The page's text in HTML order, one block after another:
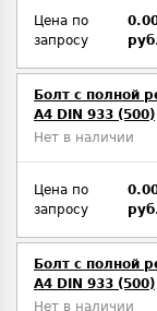
Цена по
запросу
Болт с полной
A4 DIN 933 (500)
Нет в наличии
Цена по
запросу
Болт с полной
A4 DIN 933 (500)
Нет в наличии